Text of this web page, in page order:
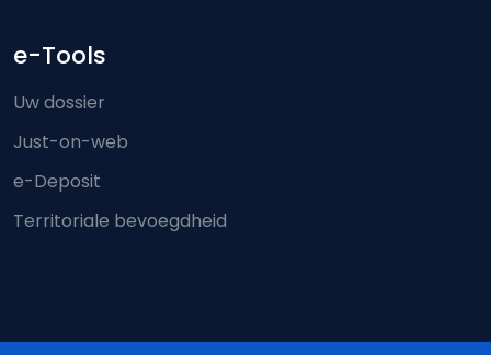
e-Tools
Uw dossier
Just-on-web
e-Deposit
Territoriale bevoegdheid